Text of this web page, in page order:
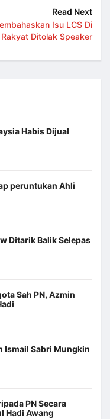
Read Next
Isu LCS Di
Ditolak Speaker
Habis Dijual
peruntukan Ahli
Ditarik Balik Selepas
Sah PN, Azmin
Ismail Sabri Mungkin
PN Secara
Hadi Awang